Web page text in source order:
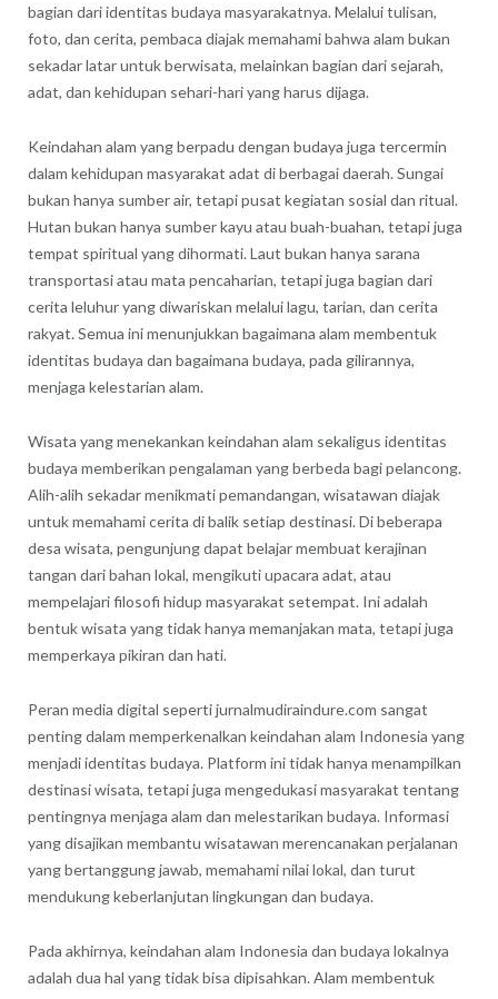
bagian dari identitas budaya masyarakatnya. Melalui tulisan,
foto, dan cerita, pembaca diajak memahami bahwa alam bukan
sekadar latar untuk berwisata, melainkan bagian dari sejarah,
adat, dan kehidupan sehari-hari yang harus dijaga.
Keindahan alam yang berpadu dengan budaya juga tercermin
dalam kehidupan masyarakat adat di berbagai daerah. Sungai
bukan hanya sumber air, tetapi pusat kegiatan sosial dan ritual.
Hutan bukan hanya sumber kayu atau buah-buahan, tetapi juga
tempat spiritual yang dihormati. Laut bukan hanya sarana
transportasi atau mata pencaharian, tetapi juga bagian dari
cerita leluhur yang diwariskan melalui lagu, tarian, dan cerita
rakyat. Semua ini menunjukkan bagaimana alam membentuk
identitas budaya dan bagaimana budaya, pada gilirannya,
menjaga kelestarian alam.
Wisata yang menekankan keindahan alam sekaligus identitas
budaya memberikan pengalaman yang berbeda bagi pelancong.
Alih-alih sekadar menikmati pemandangan, wisatawan diajak
untuk memahami cerita di balik setiap destinasi. Di beberapa
desa wisata, pengunjung dapat belajar membuat kerajinan
tangan dari bahan lokal, mengikuti upacara adat, atau
mempelajari filosofi hidup masyarakat setempat. Ini adalah
bentuk wisata yang tidak hanya memanjakan mata, tetapi juga
memperkaya pikiran dan hati.
Peran media digital seperti jurnalmudiraindure.com sangat
penting dalam memperkenalkan keindahan alam Indonesia yang
menjadi identitas budaya. Platform ini tidak hanya menampilkan
destinasi wisata, tetapi juga mengedukasi masyarakat tentang
pentingnya menjaga alam dan melestarikan budaya. Informasi
yang disajikan membantu wisatawan merencanakan perjalanan
yang bertanggung jawab, memahami nilai lokal, dan turut
mendukung keberlanjutan lingkungan dan budaya.
Pada akhirnya, keindahan alam Indonesia dan budaya lokalnya
adalah dua hal yang tidak bisa dipisahkan. Alam membentuk